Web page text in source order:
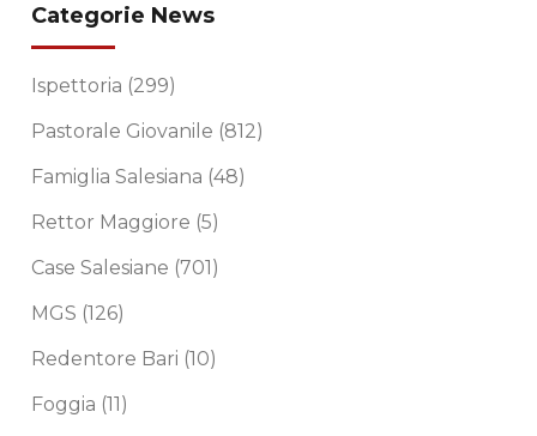
Categorie News
Ispettoria (299)
Pastorale Giovanile (812)
Famiglia Salesiana (48)
Rettor Maggiore (5)
Case Salesiane (701)
MGS (126)
Redentore Bari (10)
Foggia (11)